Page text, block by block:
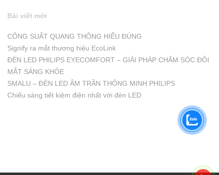
Bài viết mới
CÔNG SUẤT QUANG THÔNG HIỂU ĐÚNG
Signify ra mắt thương hiệu EcoLink
ĐÈN LED PHILIPS EYECOMFORT – GIẢI PHÁP CHĂM SÓC ĐÔI
MẮT SÁNG KHỎE
SMALU – ĐÈN LED ÂM TRẦN THÔNG MINH PHILIPS
Chiếu sáng tiết kiệm điện nhất với đèn LED